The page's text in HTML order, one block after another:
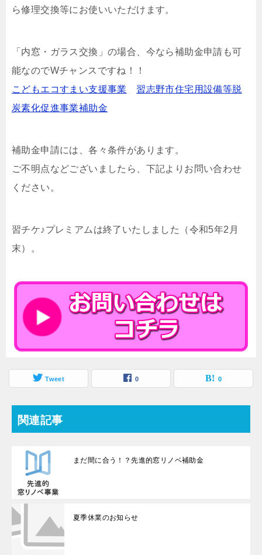
ら修理交換等にお使いいただけます。
「内窓・ガラス交換」の場合、今なら補助金申請も可
能なのでWチャンスですね！！
こどもエコすまい支援事業
習志野市住宅用設備等脱
炭素化促進事業補助金
補助金申請には、各々条件があります。
ご不明点などございましたら、下記よりお問い合わせ
ください。
習チケ♪プレミアムは終了いたしました（令和5年2月
末）。
Tweet 0 0
関連記事
まだ間に合う！？先進的窓リノベ補助金
夏季休業のお知らせ